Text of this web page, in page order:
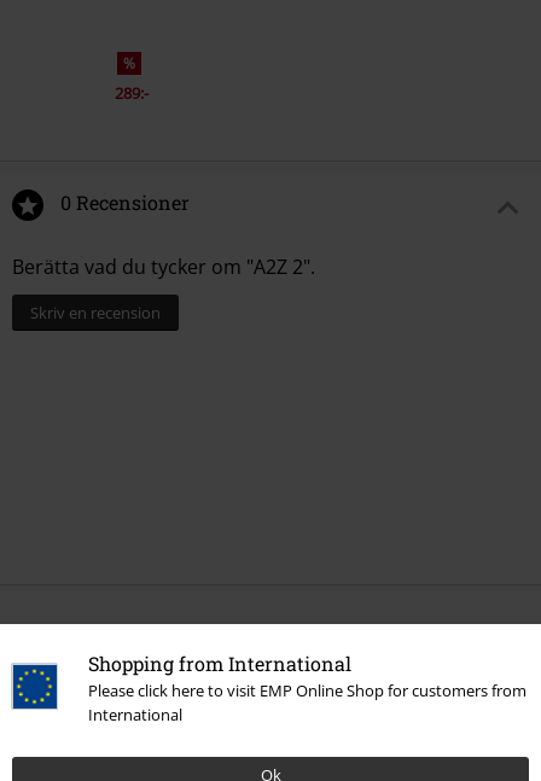
Shopping from International
Please click here to visit EMP Online Shop for customers from
International
Ok
%
289:-
0 Recensioner
Berätta vad du tycker om "A2Z 2".
Skriv en recension
Bandmerch Genre Rock
Bandmerch Genre Hårdrock